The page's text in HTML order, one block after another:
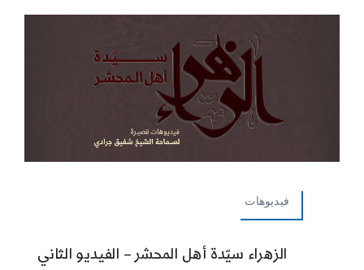
فيديوهات
الزهراء سيّدة أهل المحشر – الفيديو الثاني